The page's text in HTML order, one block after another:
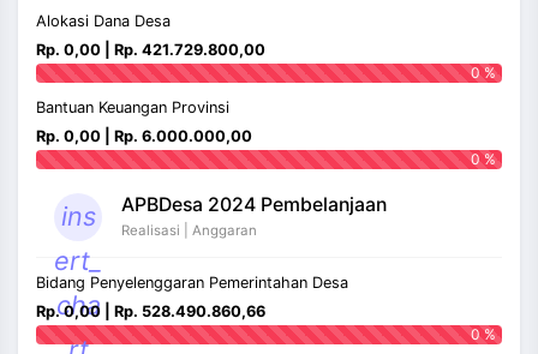
Alokasi Dana Desa
Rp. 0,00 | Rp. 421.729.800,00
0 %
Bantuan Keuangan Provinsi
Rp. 0,00 | Rp. 6.000.000,00
0 %
ins
ert_
cha
APBDesa 2024 Pembelanjaan
Realisasi | Anggaran
Bidang Penyelenggaran Pemerintahan Desa
Rp. 0,00 | Rp. 528.490.860,66
0 %